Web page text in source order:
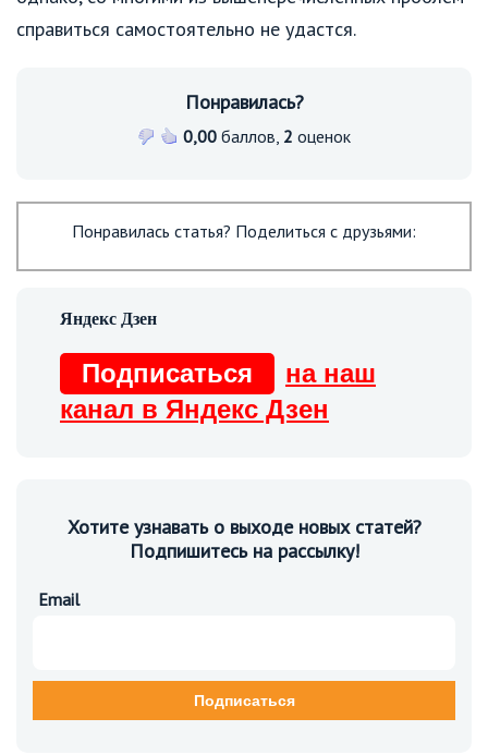
справиться самостоятельно не удастся.
Понравилась?
0,00 баллов, 2 оценок
Понравилась статья? Поделиться с друзьями:
Подписаться
на наш
канал в Яндекс Дзен
Хотите узнавать о выходе новых статей?
Подпишитесь на рассылку!
Email